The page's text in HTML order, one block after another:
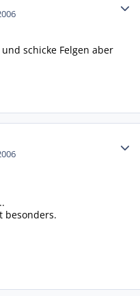
schicke Felgen aber
besonders.